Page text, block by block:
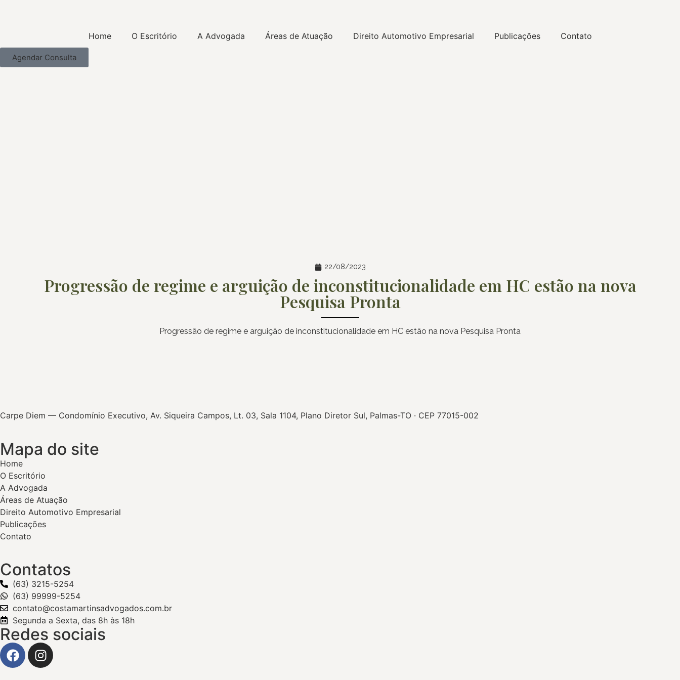
Home O Escritório A Advogada Áreas de Atuação Direito Automotivo Empresarial Publicações Contato
Agendar Consulta
22/08/2023
Progressão de regime e arguição de inconstitucionalidade em HC estão na nova
Pesquisa Pronta
Progressão de regime e arguição de inconstitucionalidade em HC estão na nova Pesquisa Pronta
Carpe Diem — Condomínio Executivo, Av. Siqueira Campos, Lt. 03, Sala 1104, Plano Diretor Sul, Palmas-TO · CEP 77015-002
Mapa do site
Home
O Escritório
A Advogada
Áreas de Atuação
Direito Automotivo Empresarial
Publicações
Contato
Contatos
(63) 3215-5254
(63) 99999-5254
contato@costamartinsadvogados.com.br
Segunda a Sexta, das 8h às 18h
Redes sociais